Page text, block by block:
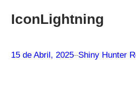
IconLightning
15 de Abril, 2025–Shiny Hunter